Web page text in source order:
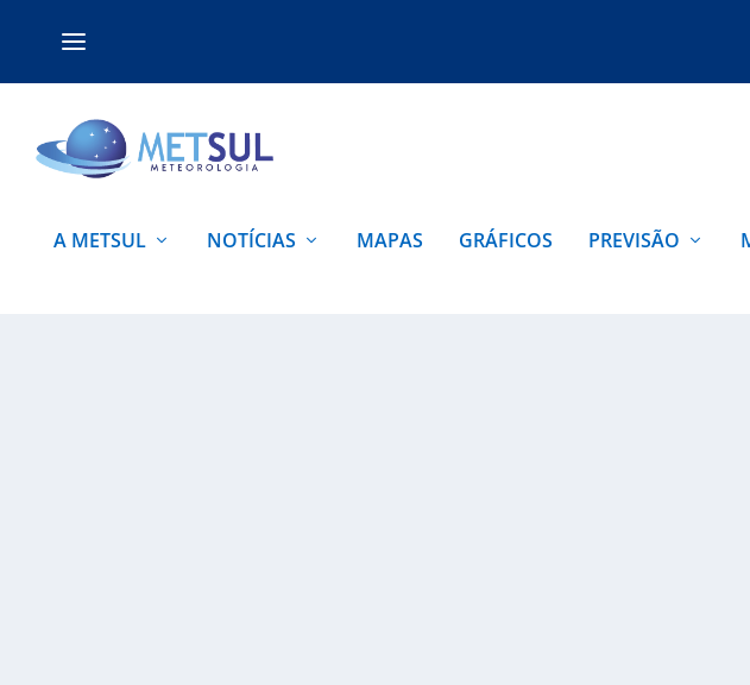
A METSUL NOTÍCIAS MAPAS GRÁFICOS PREVISÃO